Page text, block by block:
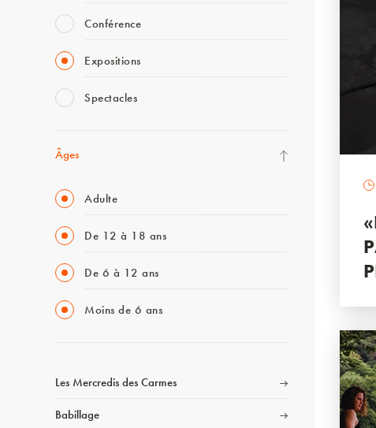
Conférence
Expositions
Spectacles
Âges
Adulte
De 12 à 18 ans
De 6 à 12 ans
Moins de 6 ans
Les Mercredis des Carmes
Babillage